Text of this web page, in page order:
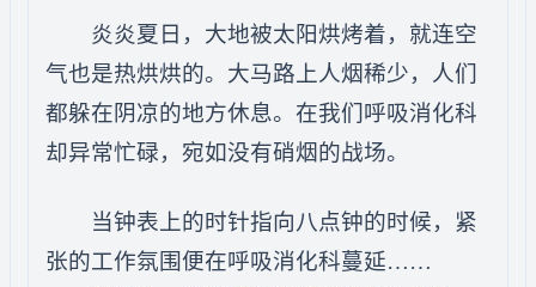
炎炎夏日，大地被太阳烘烤着，就连空
气也是热烘烘的。大马路上人烟稀少，人们
都躲在阴凉的地方休息。在我们呼吸消化科
却异常忙碌，宛如没有硝烟的战场。
当钟表上的时针指向八点钟的时候，紧
张的工作氛围便在呼吸消化科蔓延……